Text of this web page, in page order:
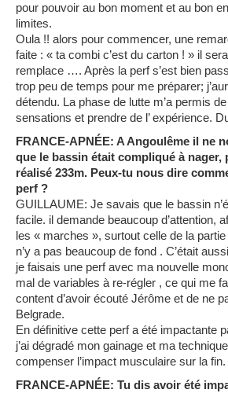
pour pouvoir au bon moment et au bon
limites.
Oula !! alors pour commencer, une
faite : « ta combi c’est du carton ! » il
remplace …. Après la perf s’est bien
trop peu de temps pour me préparer;
détendu. La phase de lutte m’a permis
sensations et prendre de l’ expérience.
FRANCE-APNÉE: A Angoulême il ne
que le bassin était compliqué à nager,
réalisé 233m. Peux-tu nous dire
perf ?
GUILLAUME: Je savais que le bassin
facile. il demande beaucoup d’attention,
les « marches », surtout celle de la
n’y a pas beaucoup de fond . C’était
je faisais une perf avec ma nouvelle
mal de variables à re-régler , ce qui me
content d’avoir écouté Jérôme et de ne
Belgrade.
En définitive cette perf a été impactante
j’ai dégradé mon gainage et ma
compenser l’impact musculaire sur la fin.
FRANCE-APNÉE: Tu dis avoir été